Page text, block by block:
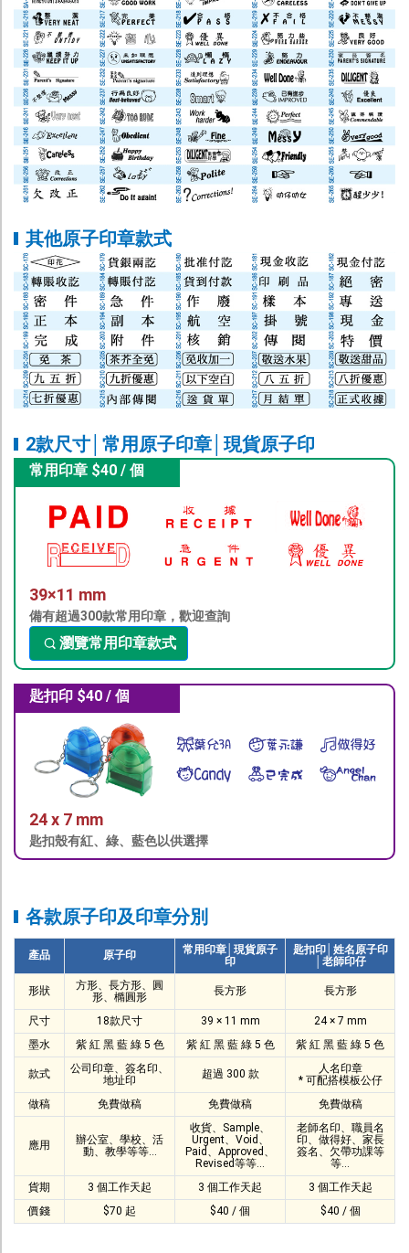
其他原子印章款式
2款尺寸│常用原子印章│現貨原子印
常用印章 $40 / 個
39×11 mm
備有超過300款常用印章，歡迎查詢
瀏覽常用印章款式
匙扣印 $40 / 個
24 x 7 mm
匙扣殼有紅、綠、藍色以供選擇
各款原子印及印章分別
產品 原子印
常用印章│現貨原子
印
匙扣印│姓名原子印
│老師印仔
形狀
方形、長方形、圓
形、橢圓形
長方形 長方形
尺寸 18款尺寸 39 × 11 mm
24 × 7 mm
墨水
紫 紅 黑 藍 綠 5 色 紫 紅 黑 藍 綠 5 色 紫 紅 黑 藍 綠 5 色
款式
公司印章、簽名印、
地址印
超過 300 款
人名印章
* 可配搭模板公仔
做稿
免費做稿 免費做稿 免費做稿
應用
辦公室、學校、活
動、教學等等...
收貨、Sample、
Urgent、Void、
Paid、Approved、
Revised等等...
老師名印、職員名
印、做得好、家長
簽名、欠帶功課等
等...
貨期
3 個工作天起 3 個工作天起
3 個工作天起
價錢
$70 起 $40 / 個 $40 / 個